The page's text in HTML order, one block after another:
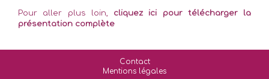
Pour aller plus loin, cliquez ici pour télécharger la
présentation complète
Contact
Mentions légales